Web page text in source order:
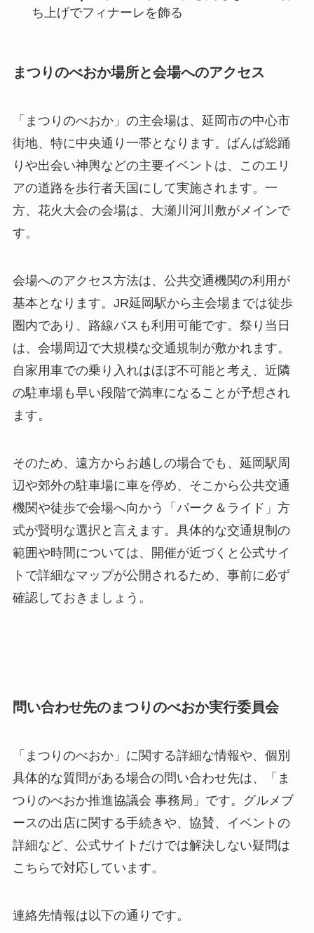
ち上げでフィナーレを飾る
まつりのべおか場所と会場へのアクセス
「まつりのべおか」の主会場は、延岡市の中心市
街地、特に中央通り一帯となります。ばんば総踊
りや出会い神輿などの主要イベントは、このエリ
アの道路を歩行者天国にして実施されます。一
方、花火大会の会場は、大瀬川河川敷がメインで
す。
会場へのアクセス方法は、公共交通機関の利用が
基本となります。JR延岡駅から主会場までは徒歩
圏内であり、路線バスも利用可能です。祭り当日
は、会場周辺で大規模な交通規制が敷かれます。
自家用車での乗り入れはほぼ不可能と考え、近隣
の駐車場も早い段階で満車になることが予想され
ます。
そのため、遠方からお越しの場合でも、延岡駅周
辺や郊外の駐車場に車を停め、そこから公共交通
機関や徒歩で会場へ向かう「パーク＆ライド」方
式が賢明な選択と言えます。具体的な交通規制の
範囲や時間については、開催が近づくと公式サイ
トで詳細なマップが公開されるため、事前に必ず
確認しておきましょう。
問い合わせ先のまつりのべおか実行委員会
「まつりのべおか」に関する詳細な情報や、個別
具体的な質問がある場合の問い合わせ先は、「ま
つりのべおか推進協議会 事務局」です。グルメブ
ースの出店に関する手続きや、協賛、イベントの
詳細など、公式サイトだけでは解決しない疑問は
こちらで対応しています。
連絡先情報は以下の通りです。